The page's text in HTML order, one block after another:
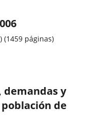
(1459 páginas)
demandas y
de